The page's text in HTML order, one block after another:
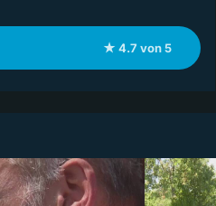
★ 4.7 von 5